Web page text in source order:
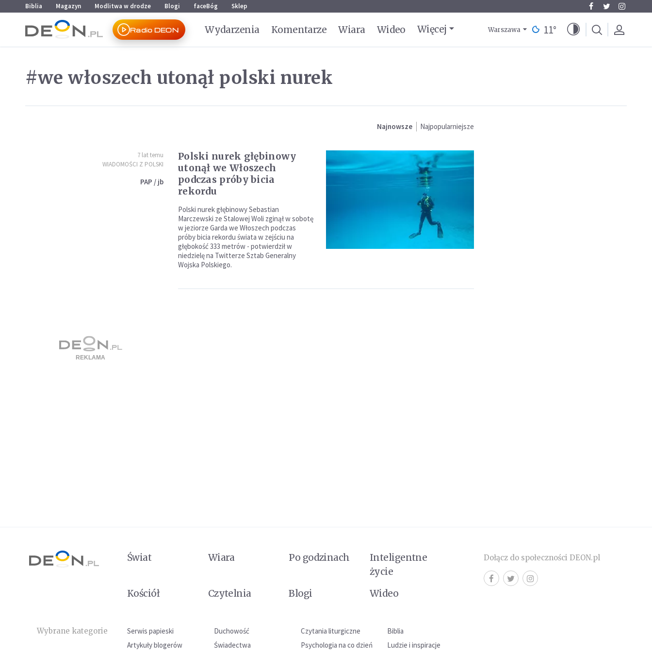
Przejdź do menu głównego
Przejdź do treści
Biblia Magazyn Modlitwa w drodze Blogi faceBóg Sklep
Radio DEON Wydarzenia Komentarze Wiara Wideo Więcej Warszawa 11°
#we włoszech utonął polski nurek
Najnowsze Najpopularniejsze
7 lat temu
WIADOMOŚCI Z POLSKI
PAP / jb
Polski nurek głębinowy
utonął we Włoszech
podczas próby bicia
rekordu
Polski nurek głębinowy Sebastian
Marczewski ze Stalowej Woli zginął w sobotę
w jeziorze Garda we Włoszech podczas
próby bicia rekordu świata w zejściu na
głębokość 333 metrów - potwierdził w
niedzielę na Twitterze Sztab Generalny
Wojska Polskiego.
Świat Wiara Po godzinach
Inteligentne
życie
Kościół
Czytelnia Blogi Wideo
Wybrane kategorie Serwis papieski Duchowość Czytania liturgiczne
Biblia
Artykuły blogerów
Świadectwa Psychologia na co dzień Ludzie i inspiracje
Dołącz do społeczności DEON.pl